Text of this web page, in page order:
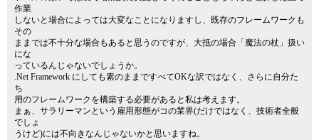
作業
しないと場合によっては大変なことになりますし、既存のフレームワークも
その
ままでは不十分な場合もあると思うのですが、大抵の場合「魔法の杖」扱い
にな
っているんじゃないでしょうか。
.Net Framework にしても素のままですべてOKな訳ではなく、さらに自分た
ち
用のフレームワークを構築する必要があると私は考えます。
まぁ、サラリーマンという雇用形態がコの業界(だけではなく、技術者全般
でしょ
うけど)には不向きなんじゃないかと思いますね。